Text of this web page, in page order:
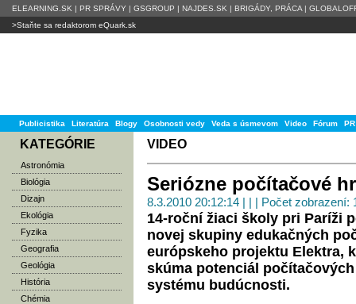
ELEARNING.SK | PR SPRÁVY | GSGROUP | NAJDES.SK | BRIGÁDY, PRÁCA |
>Staňte sa redaktorom eQuark.sk
Publicistika Literatúra Blogy Osobnosti vedy Veda s úsmevom Video Fórum
KATEGÓRIE
Astronómia
Biológia
Dizajn
Ekológia
Fyzika
Geografia
Geológia
História
Chémia
VIDEO
Seriózne počítačové
8.3.2010 20:12:14 | | | Počet zobrazení:
14-roční žiaci školy pri Paríži
novej skupiny edukačných
európskeho projektu Elektra,
skúma potenciál
systému budúcnosti.